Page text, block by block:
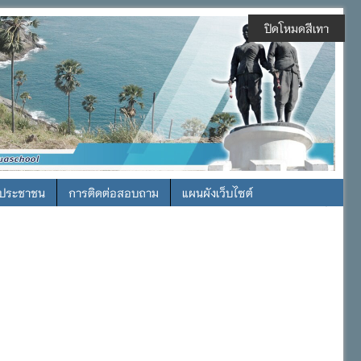
ระชาชน การติดต่อสอบถาม แผนผังเว็บไซต์
ปิดโหมดสีเทา